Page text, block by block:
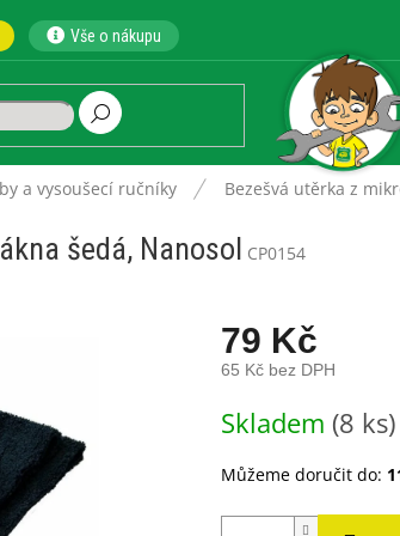
Vše o nákupu
a vysoušecí ručníky Bezešvá utěrka z
šedá, Nanosol CP0154
79 Kč
65 Kč bez DPH
cena:
Skladem (8 ks)
Můžeme doručit do: